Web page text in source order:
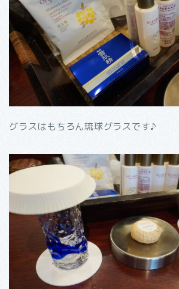
グラスはもちろん琉球グラスです♪